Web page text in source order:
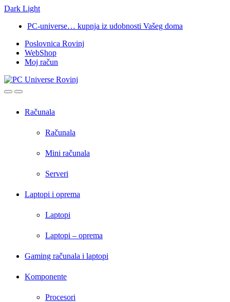
Dark Light
navigation
content
PC-universe… kupnja iz udobnosti Vašeg doma
Poslovnica Rovinj
WebShop
Moj račun
OpenClose
Računala
Računala
Mini računala
Serveri
Laptopi i oprema
Laptopi
Laptopi – oprema
Gaming računala i laptopi
Komponente
Procesori